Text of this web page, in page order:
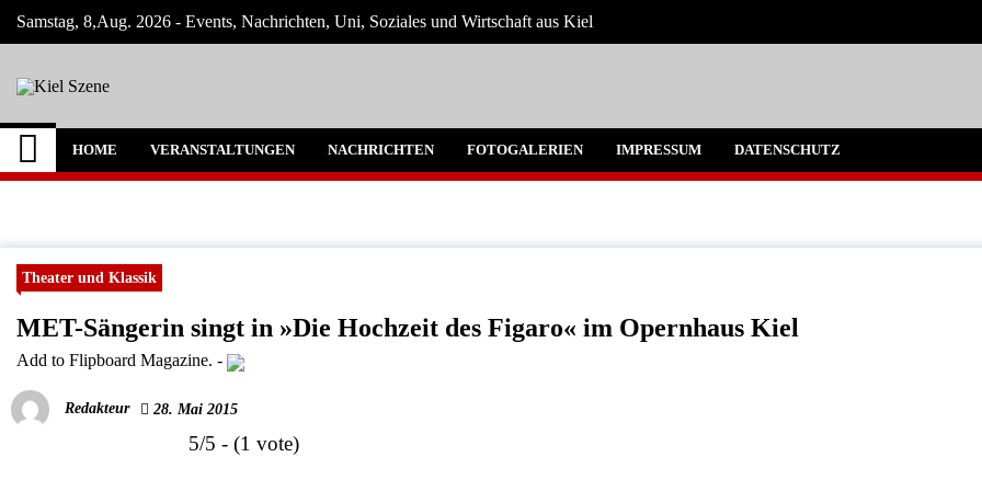
Skip
Samstag, 8,Aug. 2026 - Events, Nachrichten, Uni, Soziales und Wirtschaft aus Kiel
Kiel Szene
Neuigkeiten und Nachrichten aus Kiel und Umgebung
HOME VERANSTALTUNGEN NACHRICHTEN FOTOGALERIEN IMPRESSUM DATENSCHUTZ
Theater und Klassik
MET-Sängerin singt in »Die Hochzeit des Figaro« im Opernhaus Kiel
Add to Flipboard Magazine. -
Redakteur 28. Mai 2015
5/5 - (1 vote)